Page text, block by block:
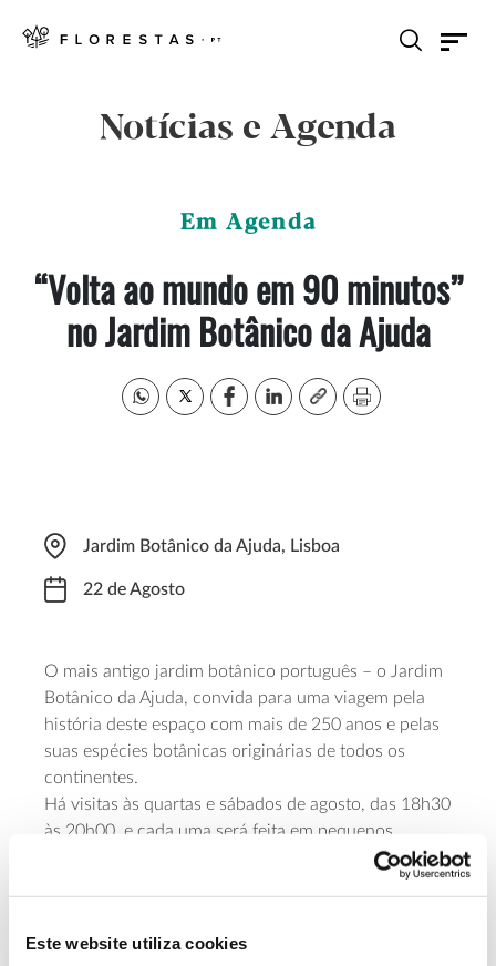
Este website utiliza cookies
Notícias e Agenda
Em Agenda
“Volta ao mundo em 90 minutos”
no Jardim Botânico da Ajuda
Jardim Botânico da Ajuda, Lisboa
22 de Agosto
O mais antigo jardim botânico português – o Jardim
Botânico da Ajuda, convida para uma viagem pela
história deste espaço com mais de 250 anos e pelas
suas espécies botânicas originárias de todos os
continentes.
Há visitas às quartas e sábados de agosto, das 18h30
às 20h00, e cada uma será feita em pequenos
grupos, de acordo com as recomendações da
Direção Geral da Saúde, com um custo de 5 euros
pelos 35 mil metros quadrados do Jardim é